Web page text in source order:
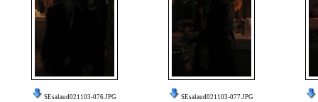
SEsalaud021103-076.JPG SEsalaud021103-077.JPG